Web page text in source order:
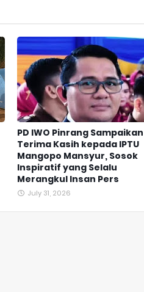
PD IWO Pinrang Sampaikan
Terima Kasih kepada IPTU
Mangopo Mansyur, Sosok
Inspiratif yang Selalu
Merangkul Insan Pers
July 31, 2026